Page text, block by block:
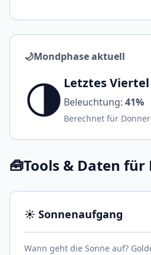
🌙Mondphase aktuell
🌗 Letztes Viertel
Beleuchtung: 41%
Berechnet für
🧰Tools & Daten für
☀️ Sonnenaufgang
Wann geht die Sonne auf?